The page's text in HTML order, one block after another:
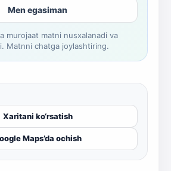
Men egasiman
murojaat matni nusxalanadi va
Matnni chatga joylashtiring.
Xaritani ko‘rsatish
Maps’da ochish